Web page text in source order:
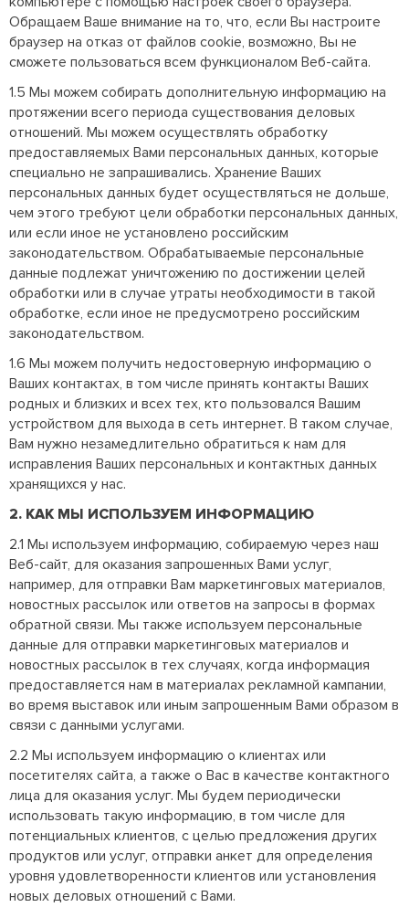
Обращаем Ваше внимание на то, что, если Вы настроите
браузер на отказ от файлов cookie, возможно, Вы не
сможете пользоваться всем функционалом Веб-сайта.
1.5 Мы можем собирать дополнительную информацию на
протяжении всего периода существования деловых
отношений. Мы можем осуществлять обработку
предоставляемых Вами персональных данных, которые
специально не запрашивались. Хранение Ваших
персональных данных будет осуществляться не дольше,
чем этого требуют цели обработки персональных данных,
или если иное не установлено российским
законодательством. Обрабатываемые персональные
данные подлежат уничтожению по достижении целей
обработки или в случае утраты необходимости в такой
обработке, если иное не предусмотрено российским
законодательством.
1.6 Мы можем получить недостоверную информацию о
Ваших контактах, в том числе принять контакты Ваших
родных и близких и всех тех, кто пользовался Вашим
устройством для выхода в сеть интернет. В таком случае,
Вам нужно незамедлительно обратиться к нам для
исправления Ваших персональных и контактных данных
хранящихся у нас.
2. КАК МЫ ИСПОЛЬЗУЕМ ИНФОРМАЦИЮ
2.1 Мы используем информацию, собираемую через наш
Веб-сайт, для оказания запрошенных Вами услуг,
например, для отправки Вам маркетинговых материалов,
новостных рассылок или ответов на запросы в формах
обратной связи. Мы также используем персональные
данные для отправки маркетинговых материалов и
новостных рассылок в тех случаях, когда информация
предоставляется нам в материалах рекламной кампании,
во время выставок или иным запрошенным Вами образом в
связи с данными услугами.
2.2 Мы используем информацию о клиентах или
посетителях сайта, а также о Вас в качестве контактного
лица для оказания услуг. Мы будем периодически
использовать такую информацию, в том числе для
потенциальных клиентов, с целью предложения других
продуктов или услуг, отправки анкет для определения
уровня удовлетворенности клиентов или установления
новых деловых отношений с Вами.